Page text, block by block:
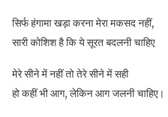
सिर्फ हंगामा खड़ा करना मेरा मकसद नहीं,
सारी कोशिश है कि ये सूरत बदलनी चाहिए
मेरे सीने में नहीं तो तेरे सीने में सही
हो कहीं भी आग, लेकिन आग जलनी चाहिए।